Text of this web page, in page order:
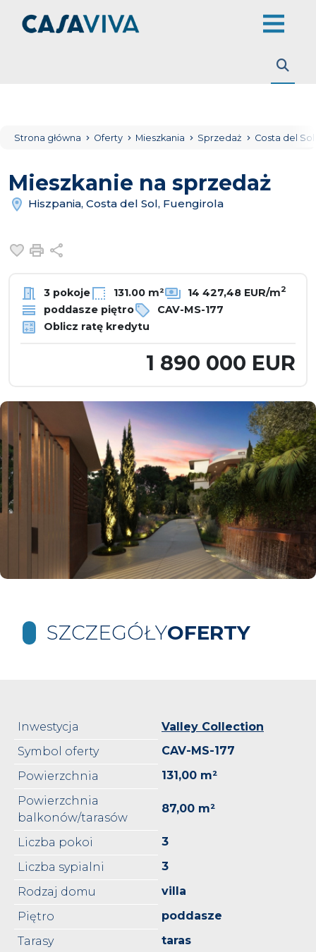
Strona główna Oferty Mieszkania Sprzedaż Costa del Sol
Mieszkanie na sprzedaż
Hiszpania, Costa del Sol, Fuengirola
Dodaj do ulubionych
Drukuj
3 pokoje 131.00 m² 14 427,48 EUR/m2
poddasze piętro
CAV-MS-177
Oblicz ratę kredytu
1 890 000 EUR
SZCZEGÓŁYOFERTY
Inwestycja
Valley Collection
Symbol oferty
CAV-MS-177
Powierzchnia
131,00 m²
Powierzchnia
balkonów/tarasów
87,00 m²
Liczba pokoi
3
Liczba sypialni
3
Rodzaj domu
villa
Piętro
poddasze
Tarasy
taras